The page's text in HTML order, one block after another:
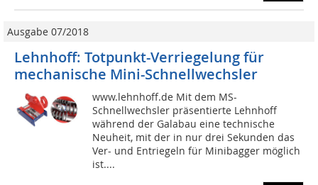
Ausgabe 07/2018
Lehnhoff: Totpunkt-Verriegelung für
mechanische Mini-Schnellwechsler
www.lehnhoff.de Mit dem MS-
Schnellwechsler präsentierte Lehnhoff
während der Galabau eine technische
Neuheit, mit der in nur drei Sekunden das
Ver- und Entriegeln für Minibagger möglich
ist....